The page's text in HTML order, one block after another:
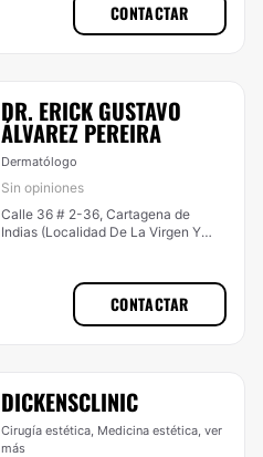
CONTACTAR
DR. ERICK GUSTAVO
ÁLVAREZ PEREIRA
Dermatólogo
Sin opiniones
Calle 36 # 2-36, Cartagena de
Indias (Localidad De La Virgen Y
CONTACTAR
DICKENSCLINIC
Cirugía estética, Medicina estética, ver
más